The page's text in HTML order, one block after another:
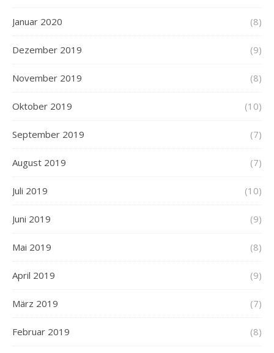
Januar 2020 (8)
Dezember 2019 (9)
November 2019 (8)
Oktober 2019 (10)
September 2019 (7)
August 2019 (7)
Juli 2019 (10)
Juni 2019 (9)
Mai 2019 (8)
April 2019 (9)
März 2019 (7)
Februar 2019 (8)